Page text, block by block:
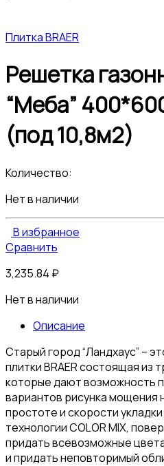
Плитка BRAER
Решетка
“Меба”
(под 10,8м2)
Количество:
Нет в наличии
В избранное
Сравнить
3,235.84 ₽
Нет в наличии
Описание
Старый город “Ландхаус” –
плитки BRAER состоящая из
которые дают возможность
вариантов рисунка мощения
простоте и скорости
технологии COLOR MIX,
придать всевозможные
и придать неповторимый